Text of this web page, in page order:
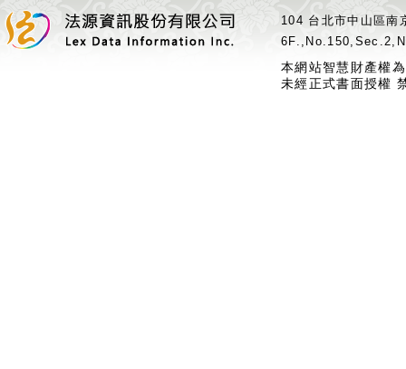
104 台北市中山區
本網站智慧財產權
未經正式書面授權